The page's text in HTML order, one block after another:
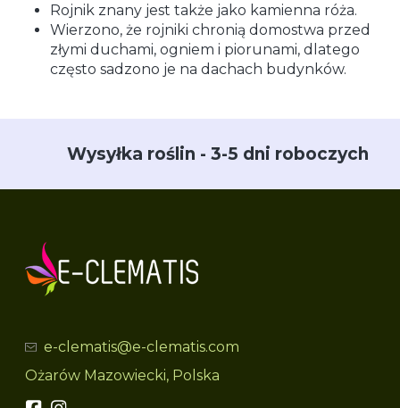
Rojnik znany jest także jako kamienna róża.
Wierzono, że rojniki chronią domostwa przed
złymi duchami, ogniem i piorunami, dlatego
często sadzono je na dachach budynków.
Wysyłka roślin - 3-5 dni roboczych
e-clematis@e-clematis.com
Ożarów Mazowiecki, Polska